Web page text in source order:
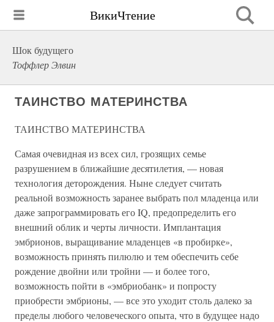
ВикиЧтение
Шок будущего
Тоффлер Элвин
ТАИНСТВО МАТЕРИНСТВА
ТАИНСТВО МАТЕРИНСТВА
Самая очевидная из всех сил, грозящих семье
разрушением в ближайшие десятилетия, — новая
технология деторождения. Ныне следует считать
реальной возможность заранее выбрать пол младенца или
даже запрограммировать его IQ, предопределить его
внешний облик и черты личности. Имплантация
эмбрионов, выращивание младенцев «в пробирке»,
возможность принять пилюлю и тем обеспечить себе
рождение двойни или тройни — и более того,
возможность пойти в «эмбриобанк» и попросту
приобрести эмбрионы, — все это уходит столь далеко за
пределы любого человеческого опыта, что в будущее надо